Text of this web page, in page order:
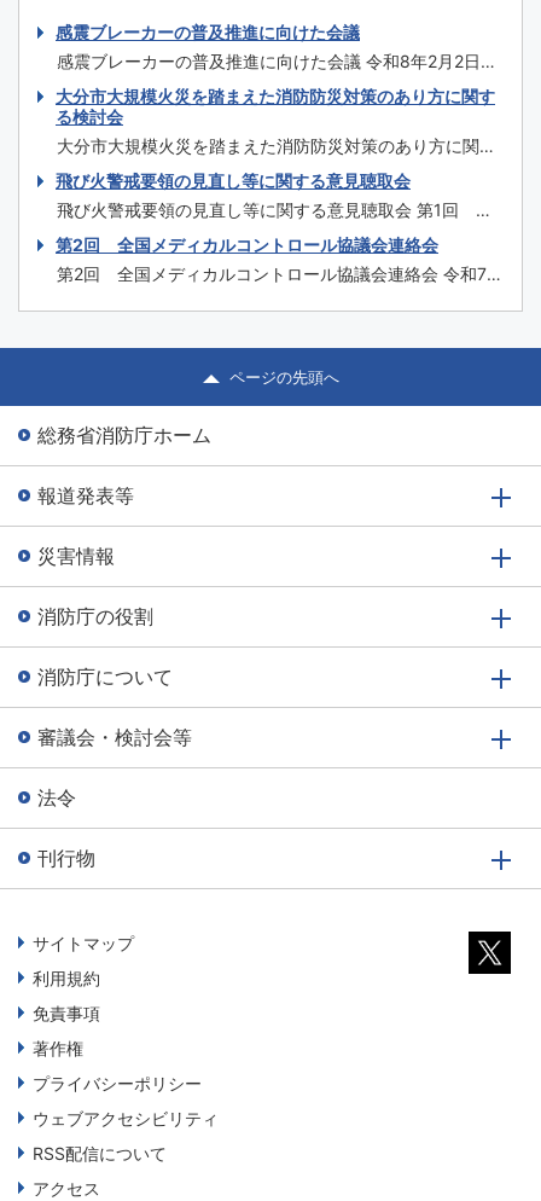
感震ブレーカーの普及推進に向けた会議
感震ブレーカーの普及推進に向けた会議 令和8年2月2日
（月）「令和7年度住宅用火災警報器・感震ブレーカー設
置・維持管理対策会議 .sp1 { margin-left: 5.5rem; }
@media only screen and (max-width: ...
大分市大規模火災を踏まえた消防防災対策のあり方に関す
る検討会
大分市大規模火災を踏まえた消防防災対策のあり方に関す
る検討会 第1回 令和7年12月25日（木） ＜配布資料＞ 議
事次第 ・「大分市大規模火災を踏まえた消防防災対策のあ
り方に関する検討会」開催要綱（案） 資料1 令和7年11月
18日に大分市において発生した火災の概要及び消防庁長官
による火災調査の速報...
飛び火警戒要領の見直し等に関する意見聴取会
飛び火警戒要領の見直し等に関する意見聴取会 第1回 令
和7年9月3日（水） 【第1回】議事概要 ＜資料＞ 第1回次
第 資料1 「飛び火警戒要領の見直し等に関する意見聴取
会」開催要綱 資料2 大船渡市林野火災を踏まえた消防防
災対策のあり方に関する検討会報告書概要 資料3 飛び火
第2回 全国メディカルコントロール協議会連絡会
第2回 全国メディカルコントロール協議会連絡会 令和7年
（開場時間 13時40分頃を予定） 場所 熊本城ホール （熊
ページの先頭へ
総務省消防庁ホーム
報道発表等
災害情報
消防庁の役割
消防庁について
審議会・検討会等
法令
刊行物
サイトマップ
利用規約
免責事項
著作権
プライバシーポリシー
ウェブアクセシビリティ
RSS配信について
アクセス